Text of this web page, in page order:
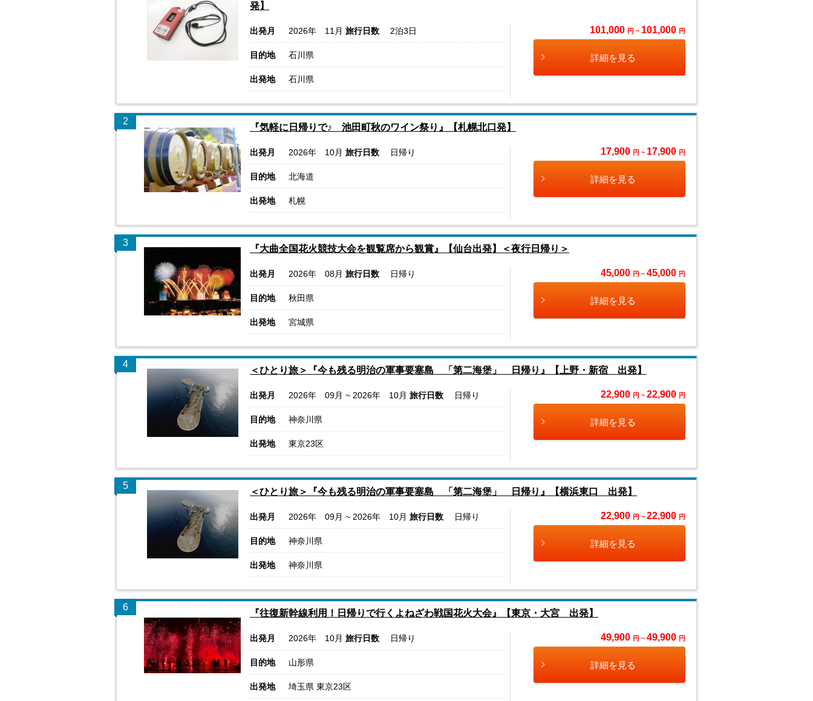
発】
出発月 2026年 11月 旅行日数 2泊3日
目的地 石川県
出発地 石川県
101,000 円 ~ 101,000 円
詳細を見る
2
『気軽に日帰りで♪ 池田町秋のワイン祭り』【札幌北口発】
出発月 2026年 10月 旅行日数 日帰り
目的地 北海道
出発地 札幌
17,900 円 ~ 17,900 円
詳細を見る
3
『大曲全国花火競技大会を観覧席から観賞』【仙台出発】＜夜行日帰り＞
出発月 2026年 08月 旅行日数 日帰り
目的地 秋田県
出発地 宮城県
45,000 円 ~ 45,000 円
詳細を見る
4
＜ひとり旅＞『今も残る明治の軍事要塞島 「第二海堡」 日帰り』【上野・新宿 出発】
出発月 2026年 09月 ~ 2026年 10月 旅行日数 日帰り
目的地 神奈川県
出発地 東京23区
22,900 円 ~ 22,900 円
詳細を見る
5
＜ひとり旅＞『今も残る明治の軍事要塞島 「第二海堡」 日帰り』【横浜東口 出発】
出発月 2026年 09月 ~ 2026年 10月 旅行日数 日帰り
目的地 神奈川県
出発地 神奈川県
22,900 円 ~ 22,900 円
詳細を見る
6
『往復新幹線利用！日帰りで行くよねざわ戦国花火大会』【東京・大宮 出発】
出発月 2026年 10月 旅行日数 日帰り
目的地 山形県
出発地 埼玉県 東京23区
49,900 円 ~ 49,900 円
詳細を見る